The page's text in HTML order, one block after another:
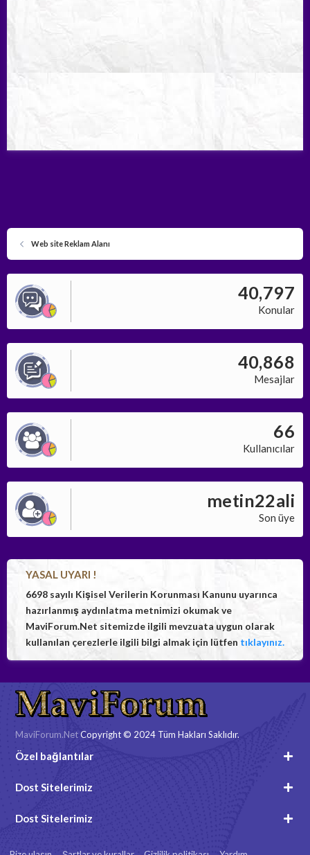
Web site Reklam Alanı
40,797
Konular
40,868
Mesajlar
66
Kullanıcılar
metin22ali
Son üye
YASAL UYARI !
6698 sayılı Kişisel Verilerin Korunması Kanunu uyarınca
hazırlanmış aydınlatma metnimizi okumak ve
MaviForum.Net sitemizde ilgili mevzuata uygun olarak
kullanılan çerezlerle ilgili bilgi almak için lütfen tıklayınız.
MaviForum.NetCopyright © 2024 Tüm Hakları Saklıdır.
Özel bağlantılar
Dost Sitelerimiz
Dost Sitelerimiz